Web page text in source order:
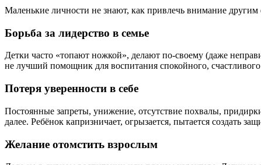
Маленькие личности не знают, как привлечь внимание
Борьба за лидерство в семье
Детки часто «топают ножкой», делают по-своему (даже
не лучший помощник для воспитания спокойного, счастливого
Потеря уверенности в себе
Постоянные запреты, унижение, отсутствие похвалы,
далее. Ребёнок капризничает, огрызается, пытается создать
Желание отомстить взрослым